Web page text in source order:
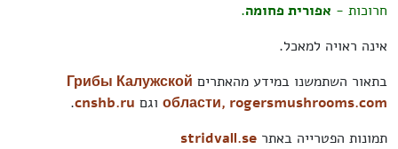
חרוכות -אפורית פחומה.
אינה ראויה למאכל.
בתאור השתמשנו במידע מהאתריםГрибы Калужской
области,rogersmushrooms.com וגםcnshb.ru
.
תמונות הפטרייה באתרstridvall.se